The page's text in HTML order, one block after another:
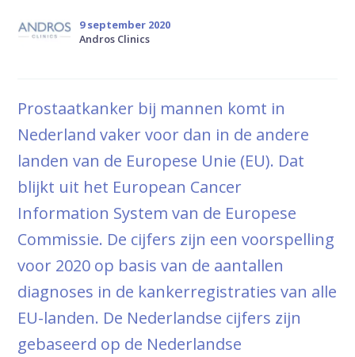
9 september 2020
Andros Clinics
Prostaatkanker bij mannen komt in
Nederland vaker voor dan in de andere
landen van de Europese Unie (EU). Dat
blijkt uit het European Cancer
Information System van de Europese
Commissie. De cijfers zijn een voorspelling
voor 2020 op basis van de aantallen
diagnoses in de kankerregistraties van alle
EU-landen. De Nederlandse cijfers zijn
gebaseerd op de Nederlandse